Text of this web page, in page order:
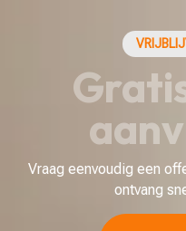
Vraag eenvoudig een
ontvang